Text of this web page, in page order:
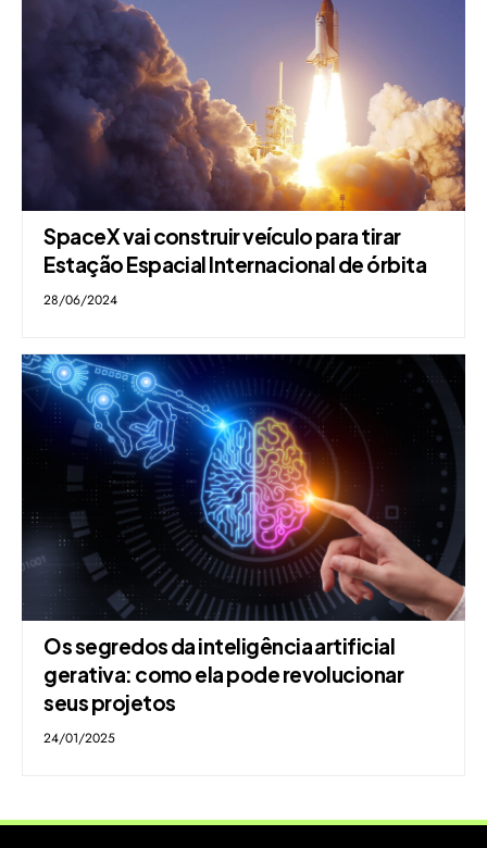
SpaceX vai construir veículo para tirar
Estação Espacial Internacional de órbita
28/06/2024
Os segredos da inteligência artificial
gerativa: como ela pode revolucionar
seus projetos
24/01/2025